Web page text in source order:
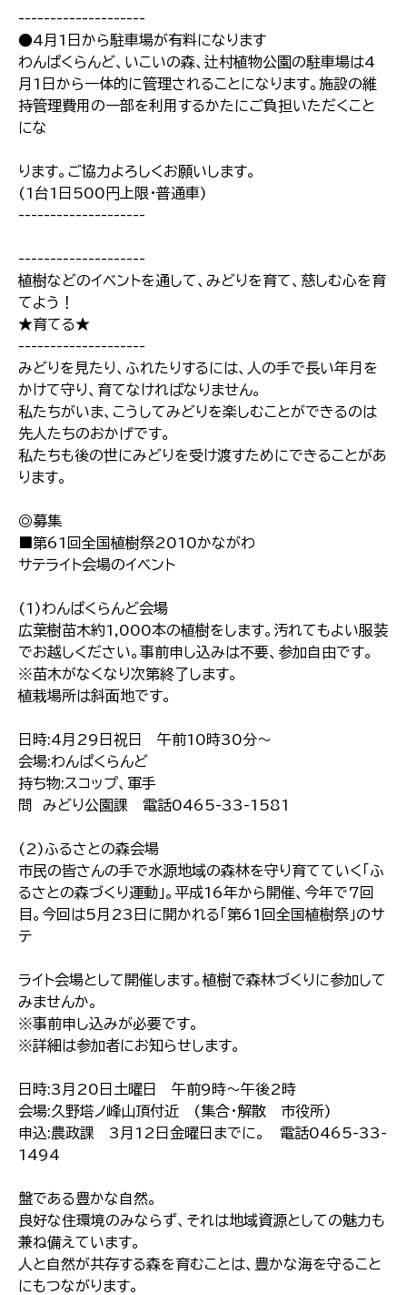
--------------------
●4月1日から駐車場が有料になります
わんぱくらんど、いこいの森、辻村植物公園の駐車場は4
月1日から一体的に管理されることになります。施設の維
持管理費用の一部を利用するかたにご負担いただくこと
にな
ります。ご協力よろしくお願いします。
(1台1日500円上限・普通車)
--------------------
--------------------
植樹などのイベントを通して、みどりを育て、慈しむ心を育
てよう！
★育てる★
--------------------
みどりを見たり、ふれたりするには、人の手で長い年月を
かけて守り、育てなければなりません。
私たちがいま、こうしてみどりを楽しむことができるのは
先人たちのおかげです。
私たちも後の世にみどりを受け渡すためにできることがあ
ります。
◎募集
■第61回全国植樹祭2010かながわ
サテライト会場のイベント
(1)わんぱくらんど会場
広葉樹苗木約1,000本の植樹をします。汚れてもよい服装
でお越しください。事前申し込みは不要、参加自由です。
※苗木がなくなり次第終了します。
植栽場所は斜面地です。
日時:4月29日祝日 午前10時30分〜
会場:わんぱくらんど
持ち物:スコップ、軍手
問 みどり公園課 電話0465-33-1581
(2)ふるさとの森会場
市民の皆さんの手で水源地域の森林を守り育てていく「ふ
るさとの森づくり運動」。平成16年から開催、今年で7回
目。今回は5月23日に開かれる「第61回全国植樹祭」のサ
テ
ライト会場として開催します。植樹で森林づくりに参加して
みませんか。
※事前申し込みが必要です。
※詳細は参加者にお知らせします。
日時:3月20日土曜日 午前9時〜午後2時
会場:久野塔ノ峰山頂付近 (集合・解散 市役所)
申込:農政課 3月12日金曜日までに。 電話0465-33-
1494
盤である豊かな自然。
良好な住環境のみならず、それは地域資源としての魅力も
兼ね備えています。
人と自然が共存する森を育むことは、豊かな海を守ること
にもつながります。